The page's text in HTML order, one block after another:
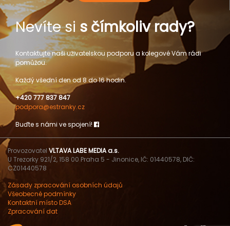
Nevíte si s čímkoliv rady?
Kontaktujte naši uživatelskou podporu a kolegové Vám rádi
pomůžou.
Každý všední den od 8 do 16 hodin.
+420 777 837 847
podpora@estranky.cz
Buďte s námi ve spojení!
Provozovatel VLTAVA LABE MEDIA a.s.
U Trezorky 921/2, 158 00 Praha 5 - Jinonice, IČ: 01440578, DIČ:
CZ01440578
Zásady zpracování osobních údajů
Všeobecné podmínky
Kontaktní místo DSA
Zpracování dat